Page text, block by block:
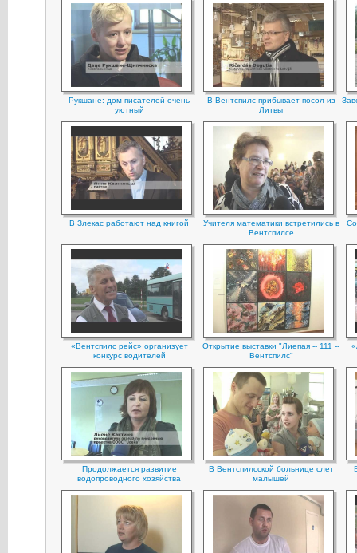
Рукшане: дом писателей очень
уютный
В Вентспилс прибывает посол из
Литвы
В Злекас работают над книгой
Учителя математики встретились в
Вентспилсе
«Вентспилс рейс» организует
конкурс водителей
Открытие выставки "Лиепая -- 111 --
Вентспилс"
Продолжается развитие
водопроводного хозяйства
В Вентспилсской больнице слет
малышей